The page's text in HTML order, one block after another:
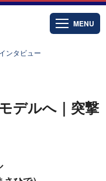
MENU
ンタビュー
デルへ｜突撃